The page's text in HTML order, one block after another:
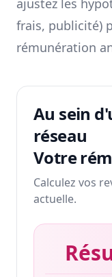
ajustez les
frais, publicité)
rémunération
Au sein
réseau
Votre
Calculez vos
actuelle.